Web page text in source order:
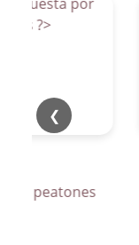
❮
de peatones